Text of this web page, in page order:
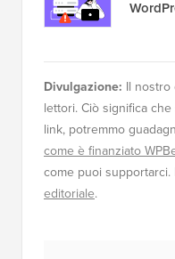
Divulgazione: Il
lettori. Ciò significa
link, potremmo
come è finanziato
come puoi
editoriale.